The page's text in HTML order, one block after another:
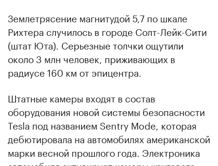
Землетрясение магнитудой 5,7 по шкале
Рихтера случилось в городе Солт-Лейк-Сити
(штат Юта). Серьезные толчки ощутили
около 3 млн человек, приживающих в
радиусе 160 км от эпицентра.
Штатные камеры входят в состав
оборудования новой системы безопасности
Tesla под названием Sentry Mode, которая
дебютировала на автомобилях американской
марки весной прошлого года. Электроника